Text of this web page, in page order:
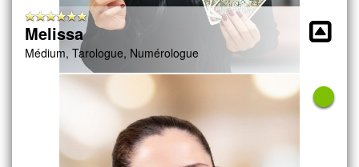
Melissa
Médium, Tarologue, Numérologue